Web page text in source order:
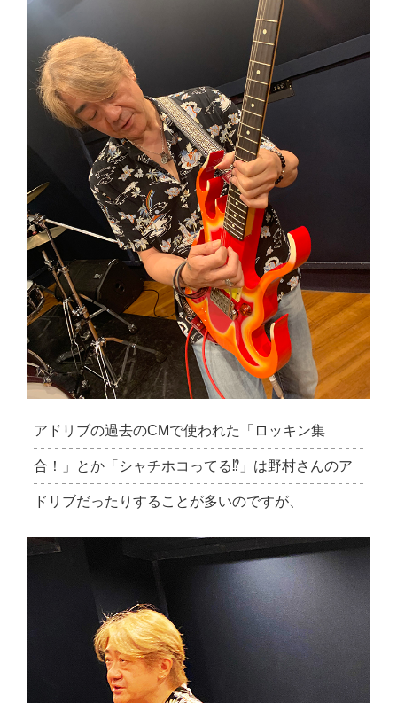
アドリブの過去のCMで使われた「ロッキン集
合！」とか「シャチホコってる⁉︎」は野村さんのア
ドリブだったりすることが多いのですが、